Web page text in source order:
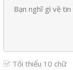
Tối thiểu 10 chữ